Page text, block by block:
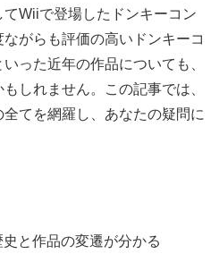
Wiiで登場したドンキーコン
がらも評価の高いドンキーコ
った近年の作品についても、
しれません。この記事では、
てを網羅し、あなたの疑問に
と作品の変遷が分かる